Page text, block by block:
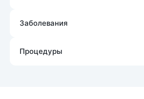
Заболевания
Процедуры